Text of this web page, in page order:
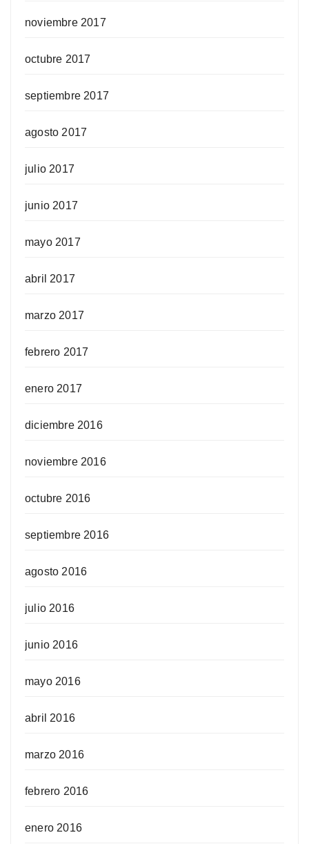
noviembre 2017
octubre 2017
septiembre 2017
agosto 2017
julio 2017
junio 2017
mayo 2017
abril 2017
marzo 2017
febrero 2017
enero 2017
diciembre 2016
noviembre 2016
octubre 2016
septiembre 2016
agosto 2016
julio 2016
junio 2016
mayo 2016
abril 2016
marzo 2016
febrero 2016
enero 2016